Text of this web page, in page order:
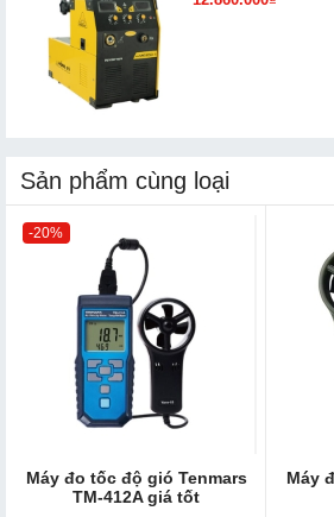
Sản phẩm cùng loại
-20%
Máy đo tốc độ gió Tenmars
TM-412A giá tốt
Máy